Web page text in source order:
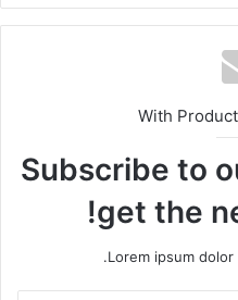
With
Subscribe to
get the
Lorem ipsum